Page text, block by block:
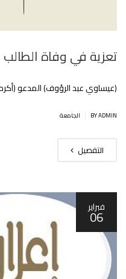
تعزية في وفاة الطالب
(عيساوي عبد الرؤوف) المدعو
BY ADMIN الجامعة
التفصيل
فبراير
06